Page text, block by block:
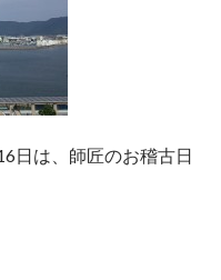
日は、師匠のお稽古日